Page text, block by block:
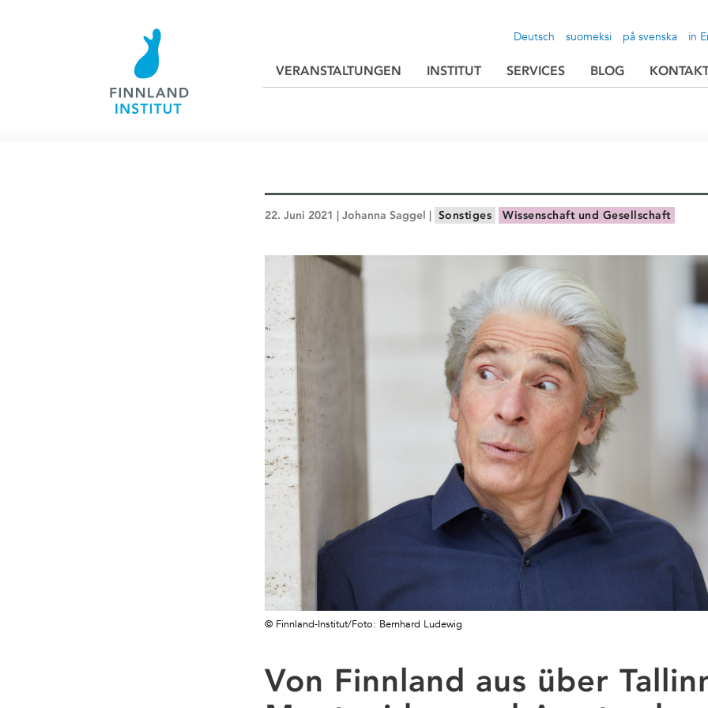
suomeksi
Deutsch på svenska in
VERANSTALTUNGEN INSTITUT SERVICES BLOG
22. Juni 2021 | Johanna Saggel | Sonstiges Wissenschaft und Gesellschaft
© Finnland-Institut/Foto: Bernhard Ludewig
Von Finnland aus über